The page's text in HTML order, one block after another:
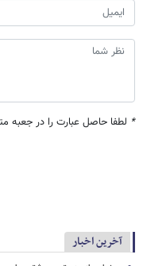
* لطفا حاصل عبارت را در جعبه
آخرین اخبار